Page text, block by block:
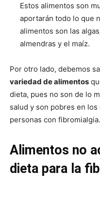
Estos alimentos son
aportarán todo lo que
alimentos son las
almendras y el maíz.
Por otro lado, debemos
variedad de alimentos
dieta, pues no son de lo
salud y son pobres en
personas con fibromialgia.
Alimentos no
dieta para la